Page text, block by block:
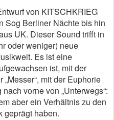
von KITSCHKRIEG
Sog Berliner Nächte bis hin
UK. Dieser Sound trifft in
oder weniger) neue
Es ist eine
ist, mit der
mit der Euphorie
vorne von „Unterwegs“:
aber ein Verhältnis zu den
geprägt haben.